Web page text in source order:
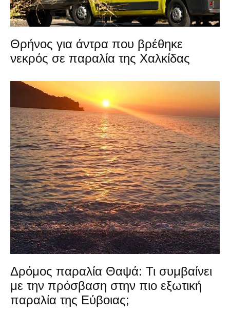
Θρήνος για άντρα που βρέθηκε
νεκρός σε παραλία της Χαλκίδας
Δρόμος παραλία Θαψά: Τι συμβαίνει
με την πρόσβαση στην πιο εξωτική
παραλία της Εύβοιας;